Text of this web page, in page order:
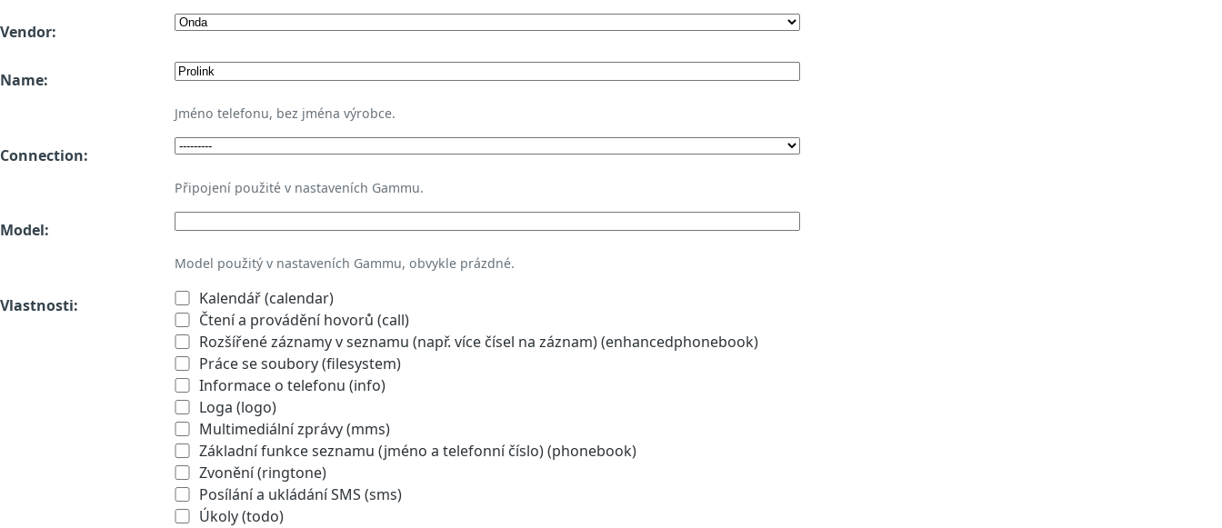
Vendor:
Name:
Jméno telefonu, bez jména výrobce.
Connection:
Připojení použité v nastaveních Gammu.
Model:
Model použitý v nastaveních Gammu, obvykle prázdné.
Vlastnosti:
Kalendář (calendar)
Čtení a provádění hovorů (call)
Rozšířené záznamy v seznamu (např. více čísel na záznam) (enhancedphonebook)
Práce se soubory (filesystem)
Informace o telefonu (info)
Loga (logo)
Multimediální zprávy (mms)
Základní funkce seznamu (jméno a telefonní číslo) (phonebook)
Zvonění (ringtone)
Posílání a ukládání SMS (sms)
Úkoly (todo)